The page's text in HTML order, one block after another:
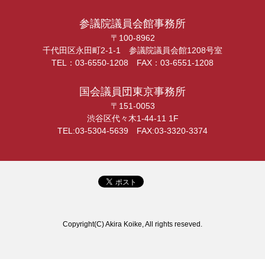
参議院議員会館事務所
〒100-8962
千代田区永田町2-1-1 参議院議員会館1208号室
TEL：03-6550-1208 FAX：03-6551-1208
国会議員団東京事務所
〒151-0053
渋谷区代々木1-44-11 1F
TEL:03-5304-5639 FAX:03-3320-3374
Copyright(C) Akira Koike, All rights reseved.